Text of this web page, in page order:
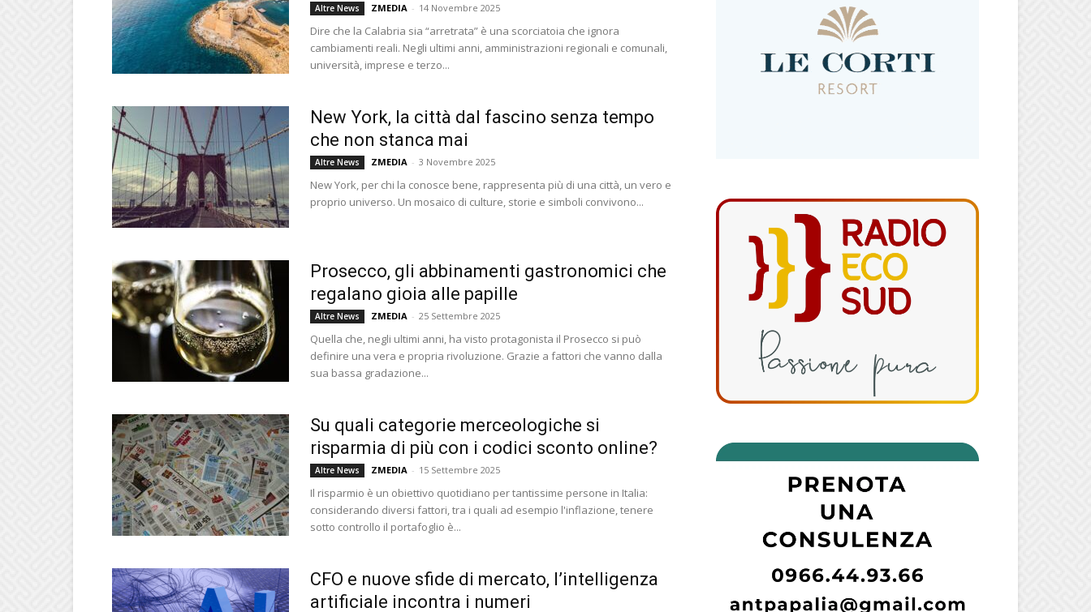
Altre News ZMEDIA - 14 Novembre 2025
Dire che la Calabria sia “arretrata” è una scorciatoia che ignora
cambiamenti reali. Negli ultimi anni, amministrazioni regionali e comunali,
università, imprese e terzo...
New York, la città dal fascino senza tempo
che non stanca mai
Altre News ZMEDIA - 3 Novembre 2025
New York, per chi la conosce bene, rappresenta più di una città, un vero e
proprio universo. Un mosaico di culture, storie e simboli convivono...
Prosecco, gli abbinamenti gastronomici che
regalano gioia alle papille
Altre News ZMEDIA - 25 Settembre 2025
Quella che, negli ultimi anni, ha visto protagonista il Prosecco si può
definire una vera e propria rivoluzione. Grazie a fattori che vanno dalla
sua bassa gradazione...
Su quali categorie merceologiche si
risparmia di più con i codici sconto online?
Altre News ZMEDIA - 15 Settembre 2025
Il risparmio è un obiettivo quotidiano per tantissime persone in Italia:
considerando diversi fattori, tra i quali ad esempio l'inflazione, tenere
sotto controllo il portafoglio è...
CFO e nuove sfide di mercato, l’intelligenza
artificiale incontra i numeri